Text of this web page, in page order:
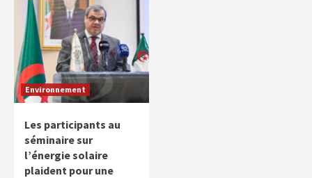
Environnement
Les participants au
séminaire sur
l’énergie solaire
plaident pour une